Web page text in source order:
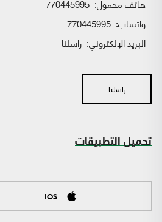
هاتف محمول: 770445995
واتساب:
البريد الإلكتروني: راسلنا
راسلنا
تحميل التطبيقات
IOS